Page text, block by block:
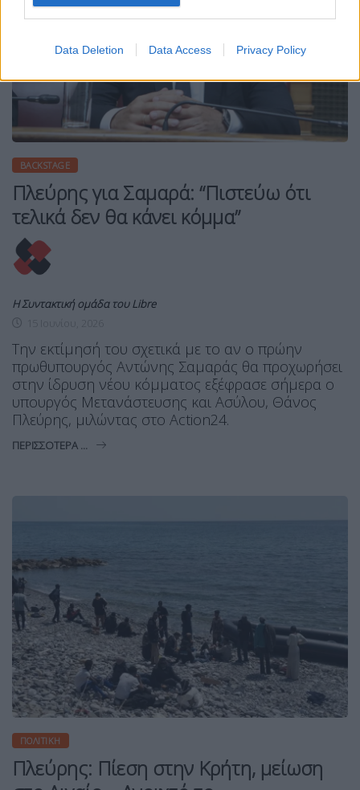
Data Deletion Data Access Privacy Policy
BACKSTAGE
Πλεύρης για Σαμαρά: “Πιστεύω ότι
τελικά δεν θα κάνει κόμμα”
Η Συντακτική ομάδα του Libre
Την εκτίμησή του σχετικά με το αν ο πρώην
πρωθυπουργός Αντώνης Σαμαράς θα προχωρήσει
στην ίδρυση νέου κόμματος εξέφρασε σήμερα ο
υπουργός Μετανάστευσης και Ασύλου, Θάνος
Πλεύρης, μιλώντας στο Action24.
ΠΕΡΙΣΣΌΤΕΡΑ ...
ΠΟΛΙΤΙΚΉ
Πλεύρης: Πίεση στην Κρήτη, μείωση